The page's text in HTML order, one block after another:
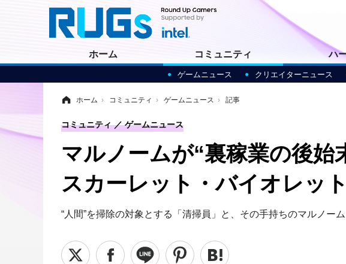
ホーム コミュニティ
ゲームニュース クリエイターニュース
ハ
ホーム › コミュニティ › ゲームニュース › 記事
マルノームが“裏稼業の後
スカーレット・バイオレッ
“人間”を掃除の対象とする「清掃員」と、その手持ちのマルノー
コミュニティ ゲームニュース